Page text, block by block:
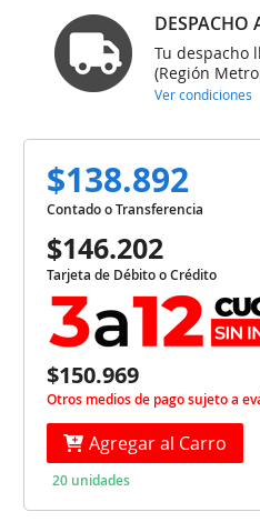
DESPACHO
Tu despacho
(Región
Ver condiciones
$138.892
Contado o Transferencia
$146.202
Tarjeta de Débito o Crédito
$150.969
Otros medios de pago sujeto a
Agregar al Carro
20 unidades